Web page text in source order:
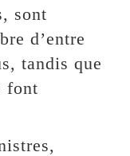
sont
d’entre
tandis que
font